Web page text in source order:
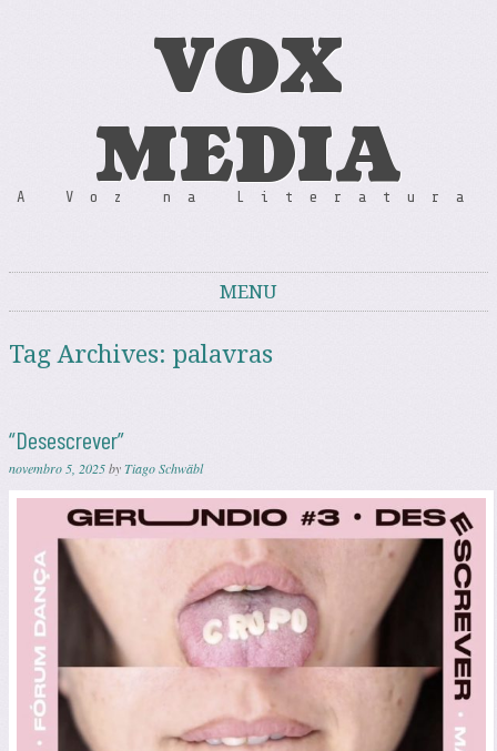
VOX
MEDIA
A Voz na Literatura
MENU
Tag Archives: palavras
“Desescrever”
novembro 5, 2025byTiago Schwäbl